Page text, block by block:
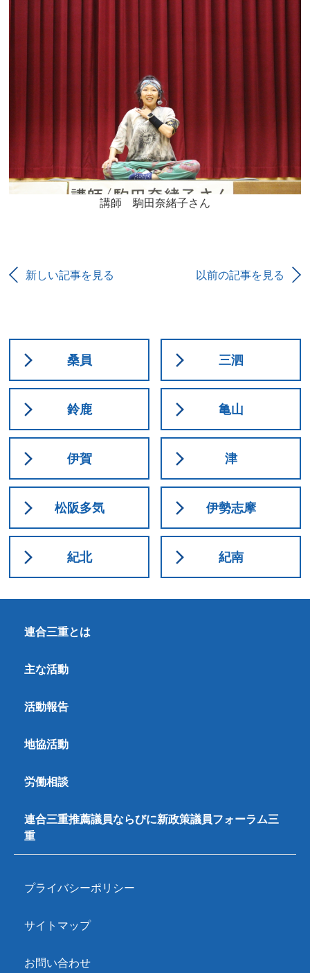
講師 駒田奈緒子さん
新しい記事を見る 以前の記事を見る
桑員 三泗
鈴鹿 亀山
伊賀 津
松阪多気 伊勢志摩
紀北 紀南
連合三重とは
主な活動
活動報告
地協活動
労働相談
連合三重推薦議員ならびに新政策議員フォーラム三
重
プライバシーポリシー
サイトマップ
お問い合わせ